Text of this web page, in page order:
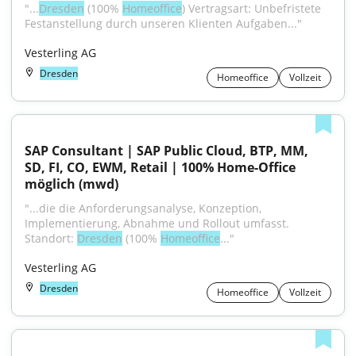
"...Dresden (100% Homeoffice) Vertragsart: Unbefristete
Festanstellung durch unseren Klienten Aufgaben..."
Vesterling AG
Dresden Homeoffice Vollzeit
SAP Consultant | SAP Public Cloud, BTP, MM,
SD, FI, CO, EWM, Retail | 100% Home-Office
möglich (mwd)
"...die die Anforderungsanalyse, Konzeption,
Implementierung, Abnahme und Rollout umfasst.
Standort: Dresden (100% Homeoffice..."
Vesterling AG
Dresden Homeoffice Vollzeit